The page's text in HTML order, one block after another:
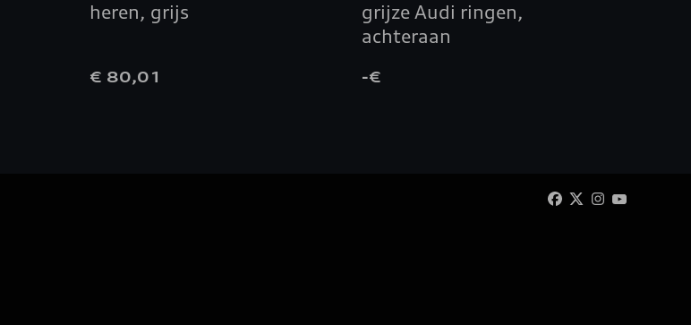
heren, grijs
€ 80,01
grijze Audi ringen,
achteraan
-€